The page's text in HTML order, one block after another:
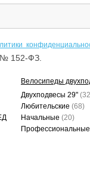
№ 152-ФЗ.
Велосипеды
Двухподвесы 29"
Любительские (68)
Начальные (20)
Профессиональные